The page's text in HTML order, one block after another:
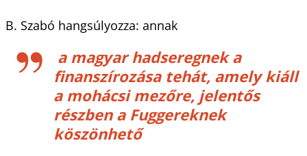
B. Szabó hangsúlyozza: annak
a magyar hadseregnek a
finanszírozása tehát, amely kiáll
a mohácsi mezőre, jelentős
részben a Fuggereknek
köszönhető